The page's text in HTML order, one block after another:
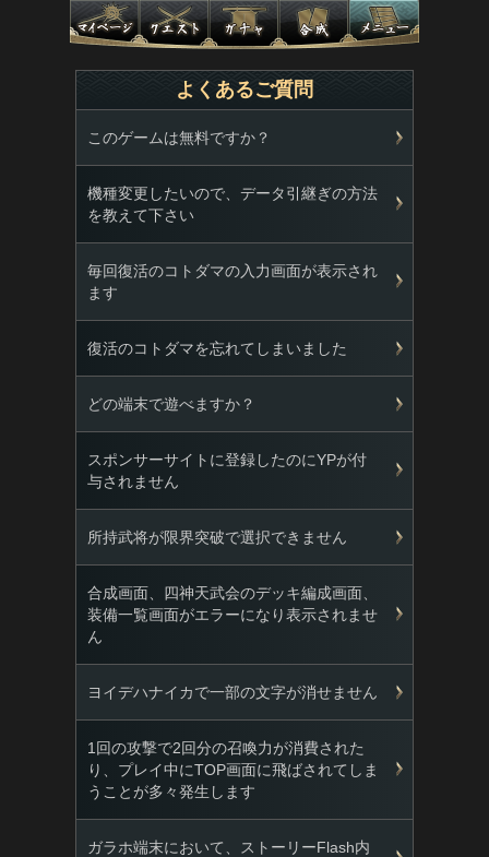
よくあるご質問
このゲームは無料ですか？
機種変更したいので、データ引継ぎの方法
を教えて下さい
毎回復活のコトダマの入力画面が表示され
ます
復活のコトダマを忘れてしまいました
どの端末で遊べますか？
スポンサーサイトに登録したのにYPが付
与されません
所持武将が限界突破で選択できません
合成画面、四神天武会のデッキ編成画面、
装備一覧画面がエラーになり表示されませ
ん
ヨイデハナイカで一部の文字が消せません
1回の攻撃で2回分の召喚力が消費された
り、プレイ中にTOP画面に飛ばされてしま
うことが多々発生します
ガラホ端末において、ストーリーFlash内